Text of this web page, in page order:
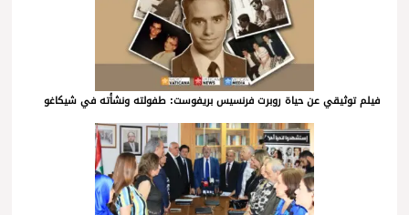
فيلم توثيقي عن حياة روبرت فرنسيس بريفوست: طفولته ونشأته في شيكاغو